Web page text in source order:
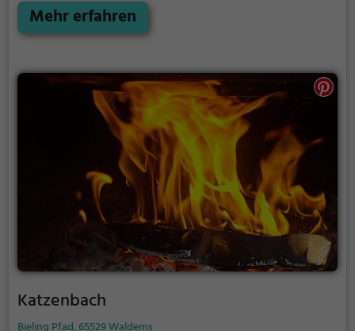
Grillplatzes: keine Nachbarn. Hier kann eine Feier
ruhig auch mal bis spät in die Nacht gehen und
den meisten Fällen unter euch und könnt
niemanden stören.
Mehr erfahren
Katzenbach
Bieling Pfad, 65529 Waldems